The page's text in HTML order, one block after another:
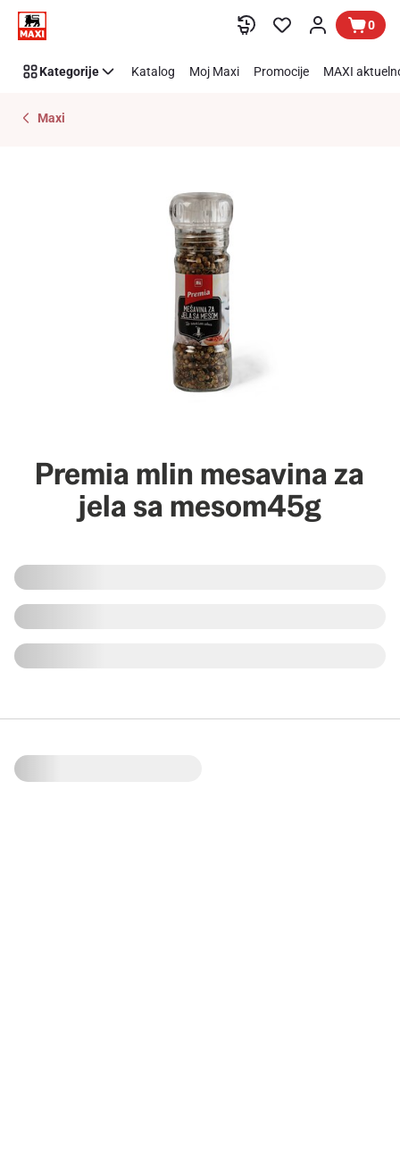
Preskoči link 0
Kategorije Katalog Moj Maxi Promocije MAXI
Maxi
Premia mlin mesavina za
jela sa mesom45g